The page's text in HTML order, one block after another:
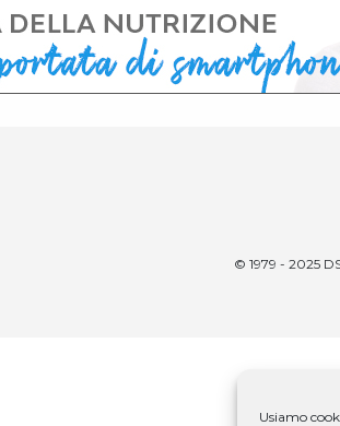
Usiamo
© 1979 - 2025